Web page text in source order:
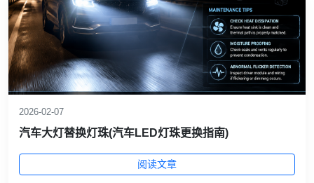
2026-02-07
汽车大灯替换灯珠(汽车LED灯珠更换指南)
阅读文章